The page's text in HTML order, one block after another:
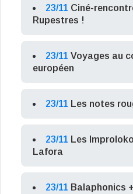
23/11 Ciné-
Rupestres !
23/11 Voyages au
européen
23/11 Les notes
23/11 Les
Lafora
23/11 Balaphonics